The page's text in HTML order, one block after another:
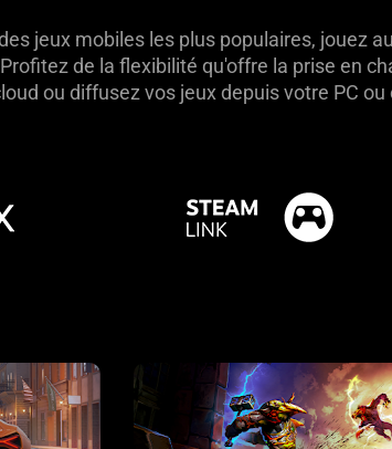
jeux mobiles les plus populaires, jouez
de la flexibilité qu'offre la prise en
ou diffusez vos jeux depuis votre PC